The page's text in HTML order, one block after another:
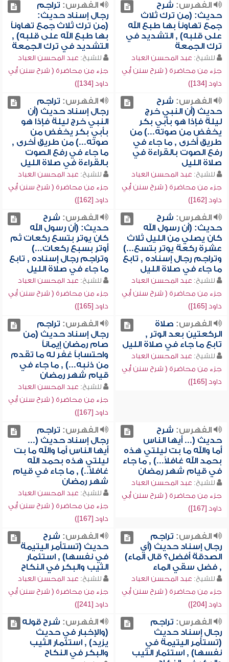
الفهرس: شرح
حديث: (من ترك ثلاث
جمع تهاوناً بها طبع الله
على قلبه) , التشديد في
ترك الجمعة
للشيخ: عبد المحسن العباد
جزء من محاضرة ( شرح سنن أبي
داود [134])
الفهرس: تراجم
رجال إسناد حديث:
(من ترك ثلاث جمع تهاوناً
بها طبع الله على قلبه) ,
التشديد في ترك الجمعة
للشيخ: عبد المحسن العباد
جزء من محاضرة ( شرح سنن أبي
داود [134])
الفهرس: شرح
حديث (أن النبي خرج
ليلة فإذا هو بأبي بكر
يخفض من صوته...) من
طريق أخرى , ما جاء في
رفع الصوت بالقراءة في
صلاة الليل
للشيخ: عبد المحسن العباد
جزء من محاضرة ( شرح سنن أبي
داود [162])
الفهرس: تراجم
رجال إسناد حديث (أن
النبي خرج ليلة فإذا هو
بأبي بكر يخفض من
صوته...) من طريق أخرى ,
ما جاء في رفع الصوت
بالقراءة في صلاة الليل
للشيخ: عبد المحسن العباد
جزء من محاضرة ( شرح سنن أبي
داود [162])
الفهرس: شرح
حديث: (أن رسول الله
كان يصلي من الليل ثلاث
عشرة ركعة يوتر بتسع...)
وتراجم رجال إسناده , تابع
ما جاء في صلاة الليل
للشيخ: عبد المحسن العباد
جزء من محاضرة ( شرح سنن أبي
داود [165])
الفهرس: شرح
حديث: (أن رسول الله
كان يوتر بتسع ركعات ثم
أوتر بسبع ركعات...)
وتراجم رجال إسناده , تابع
ما جاء في صلاة الليل
للشيخ: عبد المحسن العباد
جزء من محاضرة ( شرح سنن أبي
داود [165])
الفهرس: صلاة
الركعتين بعد الوتر ,
تابع ما جاء في صلاة الليل
للشيخ: عبد المحسن العباد
جزء من محاضرة ( شرح سنن أبي
داود [165])
الفهرس: تراجم
رجال إسناد حديث (من
صام رمضان إيماناً
واحتساباً غفر له ما تقدم
من ذنبه...) , ما جاء في
قيام شهر رمضان
للشيخ: عبد المحسن العباد
جزء من محاضرة ( شرح سنن أبي
داود [167])
الفهرس: شرح
حديث (... أيها الناس
أما والله ما بت ليلتي هذه
بحمد الله غافلاً...) , ما جاء
في قيام شهر رمضان
للشيخ: عبد المحسن العباد
جزء من محاضرة ( شرح سنن أبي
داود [167])
الفهرس: تراجم
رجال إسناد حديث (...
أيها الناس أما والله ما بت
ليلتي هذه بحمد الله
غافلاً..) , ما جاء في قيام
شهر رمضان
للشيخ: عبد المحسن العباد
جزء من محاضرة ( شرح سنن أبي
داود [167])
الفهرس: تراجم
رجال إسناد حديث (أي
الصدقة أفضل؟ قال الماء)
, فضل سقي الماء
للشيخ: عبد المحسن العباد
جزء من محاضرة ( شرح سنن أبي
داود [204])
الفهرس: شرح
حديث (تستأمر اليتيمة
في نفسها) , استئمار
الثيب والبكر في النكاح
للشيخ: عبد المحسن العباد
جزء من محاضرة ( شرح سنن أبي
داود [241])
الفهرس: تراجم
رجال إسناد حديث
(تستأمر اليتيمة في
نفسها) , استئمار الثيب
الفهرس: شرح قوله
(والإخبار في حديث
يزيد) , استئمار الثيب
والبكر في النكاح